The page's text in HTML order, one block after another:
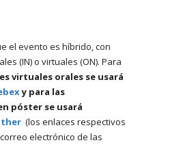
el evento es híbrido, con
(IN) o virtuales (ON). Para
virtuales orales se usará
y para las
póster se usará
(los enlaces respectivos
electrónico de las